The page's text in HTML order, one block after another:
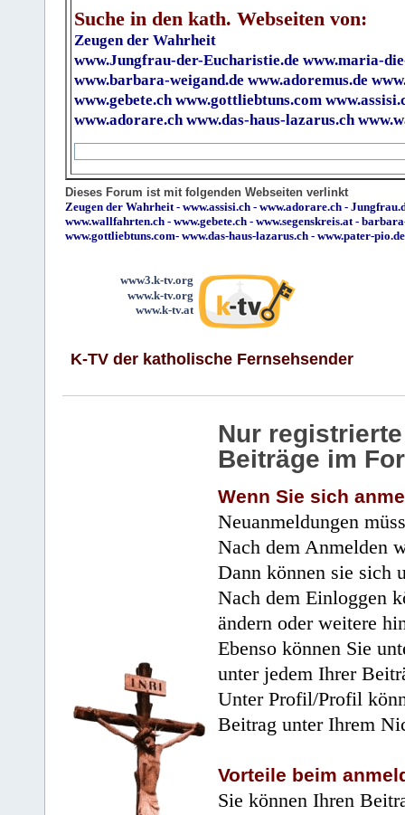
Suche in den kath. Webseiten von:
Zeugen der Wahrheit
www.Jungfrau-der-Eucharistie.de www.maria-
www.barbara-weigand.de www.adoremus.de
www.gebete.ch www.gottliebtuns.com
www.adorare.ch www.das-haus-lazarus.ch
Dieses Forum ist mit folgenden Webseiten verlinkt
Zeugen der Wahrheit- www.assisi.ch - www.adorare.ch -
www.wallfahrten.ch - www.gebete.ch - www.segenskreis.at-
www.gottliebtuns.com- www.das-haus-lazarus.ch - www.pater-pio.de
www3.k-tv.org
www.k-tv.org
www.k-tv.at
K-TV der katholische Fernsehsender
Nur
Beiträge im
Wenn Sie sich
Neuanmeldungen
Nach dem Anmelden
Dann können sie sich
Nach dem Einloggen
ändern oder weitere
Ebenso können Sie
unter jedem Ihrer
Unter Profil/Profil
Beitrag unter Ihrem
Vorteile beim
Sie können Ihren